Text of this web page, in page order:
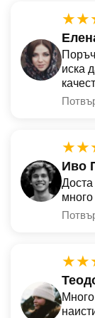
иска
Иво
Доста